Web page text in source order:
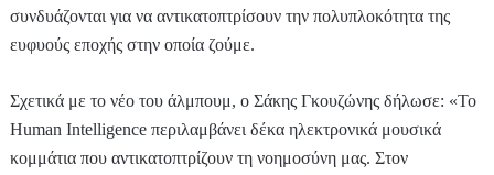
συνδυάζονται για να αντικατοπτρίσουν την πολυπλοκότητα της
ευφυούς εποχής στην οποία ζούμε.
Σχετικά με το νέο του άλμπουμ, ο Σάκης Γκουζώνης δήλωσε: «Το
Human Intelligence περιλαμβάνει δέκα ηλεκτρονικά μουσικά
κομμάτια που αντικατοπτρίζουν τη νοημοσύνη μας. Στον